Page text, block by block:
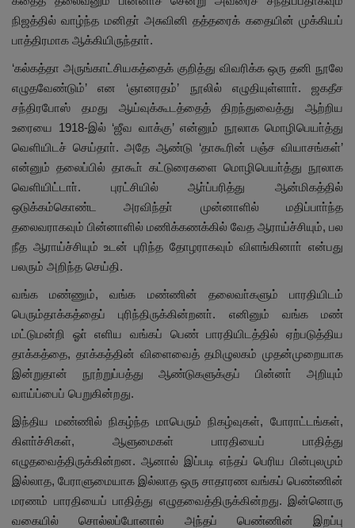
நிஜத்தில் வாழ்ந்த மனிதா் அசுவினி தத்தரைக் கதையின் முக்கியப்
பாத்திரமாக ஆக்கியிருந்தாா்.
‘கல்கத்தா அருங்காட்சியகத்தைக் குறித்து விவரிக்க ஒரு தனி நூலே
எழுதவேண்டும்’ என ‘ஞானரதம்’ நூலில் எழுதியுள்ளாா். ஜகதீச
சந்திரபோஸ் தமது ஆய்வுக்கூடத்தைத் திறந்துவைத்து ஆற்றிய
உரையை 1918-இல் ‘ஜீவ வாக்கு’ என்னும் நூலாக மொழிபெயா்த்து
வெளியிடச் செய்தாா். அதே ஆண்டு ‘தாகூரின் பஞ்ச வியாசங்கள்’
என்னும் தலைப்பில் தாகூா் கட்டுரைகளை மொழிபெயா்த்து நூலாக
வெளியிட்டாா். புரட்சியில் ஆா்ப்பரித்து ஆன்மிகத்தில்
ஒடுக்கம்கொண்ட அரவிந்தா் முன்னாளில் மதிப்பாா்ந்த
தலைவராகவும் பின்னாளில் மணிக்கணக்கில் வேத ஆராய்ச்சியும், பல
நீத ஆராய்ச்சியும் உடன் புரிந்த தோழராகவும் விளங்கினாா் என்பது
பலரும் அறிந்த செய்தி.
வங்க மண்ணும், வங்க மண்ணின் தலைவா்களும் பாரதியிடம்
பெரும்தாக்கத்தைப் புரிந்திருக்கின்றனா். எனினும் வங்க மண்
மட்டுமன்றி ஓா் எளிய வங்கப் பெண் பாரதியிடத்தில் ஏற்படுத்திய
தாக்கத்தை, தாக்கத்தின் விளைவைத் தமிழுலகம் முதன்முறையாக
இன்றுதான் நூற்றுப்பத்து ஆண்டுகளுக்குப் பின்னா் அறியும்
வாய்ப்பைப் பெறுகின்றது.
இந்திய மண்ணில் நிகழ்ந்த மாபெரும் நிகழ்வுகள், போராட்டங்கள்,
கிளா்ச்சிகள், ஆளுமைகள் பாரதியைப் பாதித்து
எழுதவைத்திருக்கின்றன. ஆனால் இப்படி எந்தப் பெரிய பின்புலமும்
இல்லாத, பேராளுமையாக இல்லாத ஒரு சாதாரண வங்கப் பெண்ணின்
மரணம் பாரதியைப் பாதித்து எழுதவைத்திருக்கின்றது. இன்னொரு
வகையில் சொல்லப்போனால் அந்தப் பெண்ணின் இறப்பு